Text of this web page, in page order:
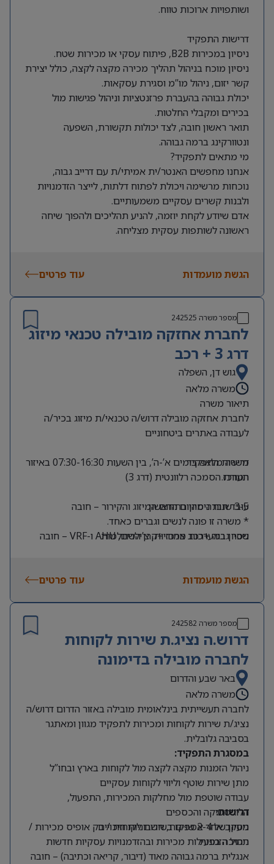
ושותפויות ארוכות טווח.
דרישות התפקיד
ניסיון במכירות B2B, פיתוח עסקי או מכירות שטח.
ניסיון מוכח בניהול תהליך מכירה מקצה לקצה, כולל יצירת
קשר יזום, ניהול מו”מ וסגירת עסקאות.
יכולת גבוהה בהעברת פרזנטציות וניהול פגישות מול
בכירים ומקבלי החלטות.
תואר ראשון חובה, לצד יכולות תקשורת, השפעה
ונטוורקינג ברמה גבוהה.
מי מתאים לתפקיד?
אנחנו מחפשים האנטר/ית אמיתי/ת עם דרייב גבוה,
נוכחות מרשימה ויכולת לפתוח דלתות, לייצר הזדמנויות
ולבנות קשרים עסקיים משמעותיים.
אדם שיודע לקחת יוזמה, להניע תהליכים ולהפוך שיחה
ראשונה לשותפות עסקית מצליחה.
הגשת מועמדות עוד פרטים
מספר משרה 242525
לחברת אחזקה מובילה טכנאי מיזוג
דרג 3 + רכב
גוש דן, השפלה
משרה מלאה
תיאור משרה
לחברת אחזקה מובילה דרוש/ה טכנאי/ת מיזוג בכיר/ה
לעבודה באתרים ביטחוניים
משרה מלאה בימים א’-ה’, בין השעות 07:30-16:30 באיזור
המרכז.
עובד חברה מהיום הראשון
שכר גבוה +רכב צמוד +קרן השתלמות
דרישות התפקיד
תעודת הסמכה רלוונטית (דרג 3)
3-5 שנות ניסיון בתחום המיזוג והקירור – חובה
ניסיון במערכות מרכזיות, צ’ילרים, AHU ו-VRF – חובה
* משרה זו פונה לנשים וגברים כאחד.
הגשת מועמדות עוד פרטים
מספר משרה 242582
דרוש.ה נציג.ת שירות לקוחות
לחברה מובילה בדימונה
באר שבע והדרום
משרה מלאה
לחברה תעשייתית בינלאומית מובילה באזור הדרום דרוש/ה
נציג/ת שירות לקוחות ומכירות לתפקיד מגוון ומאתגר
בסביבה גלובלית.
במסגרת התפקיד:
ניהול הזמנות מקצה לקצה מול לקוחות בארץ ובחו”ל
מתן שירות שוטף וליווי לקוחות עסקיים
עבודה שוטפת מול מחלקות המכירות, התפעול,
הלוגיסטיקה והכספים
מעקב אחר אספקות, חשבוניות וזיכויים
תמיכה בפעילות מכירות ובהזדמנויות עסקיות חדשות
דרישות:
ניסיון של 2-4 שנים בשירות לקוחות / בק אופיס מכירות /
ניהול הזמנות
אנגלית ברמה גבוהה מאוד (דיבור, קריאה וכתיבה) – חובה